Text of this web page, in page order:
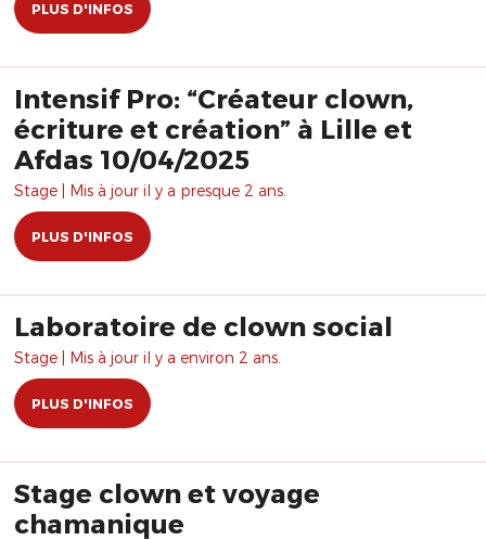
PLUS D'INFOS
Intensif Pro: “Créateur clown,
écriture et création” à Lille et
Afdas 10/04/2025
Stage | Mis à jour il y a presque 2 ans.
PLUS D'INFOS
Laboratoire de clown social
Stage | Mis à jour il y a environ 2 ans.
PLUS D'INFOS
Stage clown et voyage
chamanique